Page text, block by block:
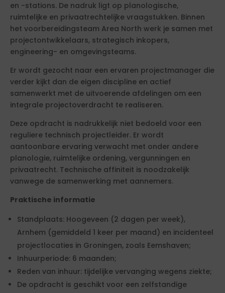
en -stations. De nadruk ligt op planologische,
ruimtelijke en privaatrechtelijke vraagstukken. Binnen
het voorbereidingsteam Area North werk je samen met
projectontwikkelaars, strategisch inkopers,
engineering- en omgevingsteams.
Er wordt gezocht naar een ervaren projectmanager die
verder kijkt dan de eigen discipline en actief
samenwerkt met de uitvoerende afdelingen om een
integrale projectoverdracht te realiseren.
Deze opdracht is nadrukkelijk niet bedoeld voor een
reguliere technisch projectleider. Er wordt
aantoonbare ervaring verwacht met onder andere
planologie, ruimtelijke ordening, vergunningen en
privaatrecht. Technische affiniteit is noodzakelijk
vanwege de samenwerking met aannemers.
Praktische informatie
Standplaats: Hoogeveen (2 dagen per week),
Arnhem (gemiddeld 1 keer per maand) en incidenteel
projectlocaties in Groningen, zoals Eemshaven;
Inhuurperiode: 6 maanden;
Reden van inhuur: tijdelijke vervanging wegens ziekte;
De opdracht is geschikt voor een zelfstandige